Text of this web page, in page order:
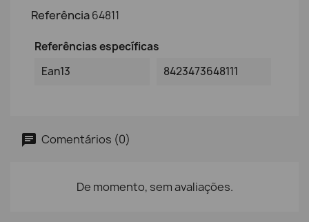
Referência64811
Referências específicas
Ean13
8423473648111
Comentários (0)
De momento, sem avaliações.